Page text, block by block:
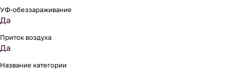
УФ-обеззараживание
Да
Приток воздуха
Да
Название категории